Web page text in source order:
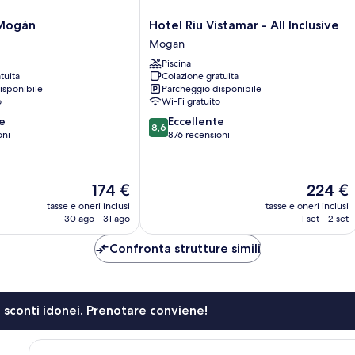
Il
prezzo
attuale
174 €
174 €
tasse e oneri inclusi
30 ago - 31 ago
Hotel
Riu
Vistamar
-
All
Inclusive
Mogan
Hotel Riu Vistamar - All Inclusive
Mogan
Piscina
Colazione gratuita
Parcheggio disponibile
Wi-Fi gratuito
8.6
su
8,6 Eccellente
876 recensioni
Il
prezzo
attuale
224 €
tasse e oneri inclusi
1 set - 2 set
Confronta strutture simili
idonei. Prenotare conviene!